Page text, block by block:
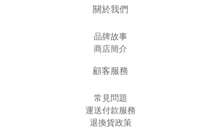
關於我們
品牌故事
商店簡介
顧客服務
常見問題
運送付款服務
退換貨政策